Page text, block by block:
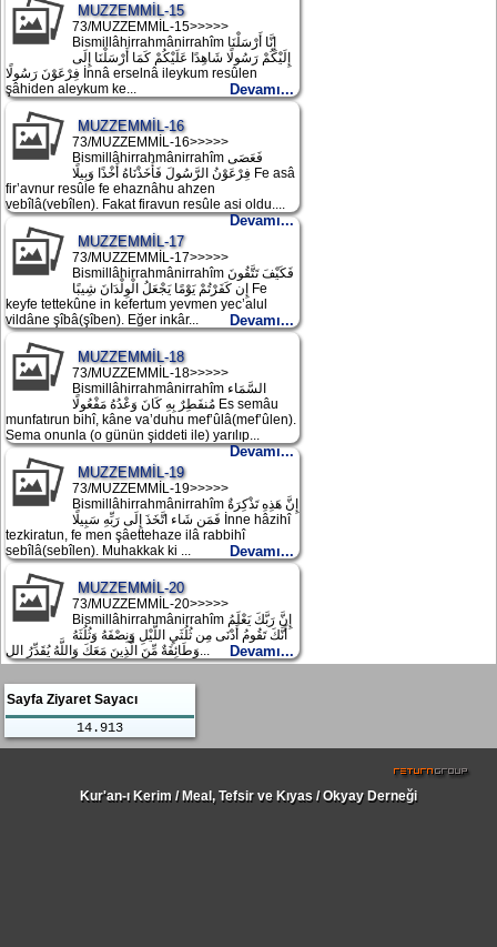
MUZZEMMİL-15
73/MUZZEMMİL-15>>>>>
Bismillâhirrahmânirrahîm إِنَّا أَرْسَلْنَا
إِلَيْكُمْ رَسُولًا شَاهِدًا عَلَيْكُمْ كَمَا أَرْسَلْنَا إِلَى
فِرْعَوْنَ رَسُولًا İnnâ erselnâ ileykum resûlen
şâhiden aleykum ke...
Devamı...
MUZZEMMİL-16
73/MUZZEMMİL-16>>>>>
Bismillâhirrahmânirrahîm فَعَصَى
فِرْعَوْنُ الرَّسُولَ فَأَخَذْنَاهُ أَخْذًا وَبِيلًا Fe asâ
fir’avnur resûle fe ehaznâhu ahzen
vebîlâ(vebîlen). Fakat firavun resûle asi oldu....
Devamı...
MUZZEMMİL-17
73/MUZZEMMİL-17>>>>>
Bismillâhirrahmânirrahîm فَكَيْفَ تَتَّقُونَ
إِن كَفَرْتُمْ يَوْمًا يَجْعَلُ الْوِلْدَانَ شِيبًا Fe
keyfe tettekûne in kefertum yevmen yec’alul
vildâne şîbâ(şîben). Eğer inkâr...
Devamı...
MUZZEMMİL-18
73/MUZZEMMİL-18>>>>>
Bismillâhirrahmânirrahîm السَّمَاء
مُنفَطِرٌ بِهِ كَانَ وَعْدُهُ مَفْعُولًا Es semâu
munfatırun bihî, kâne va’duhu mef’ûlâ(mef’ûlen).
Sema onunla (o günün şiddeti ile) yarılıp...
Devamı...
MUZZEMMİL-19
73/MUZZEMMİL-19>>>>>
Bismillâhirrahmânirrahîm إِنَّ هَذِهِ تَذْكِرَةٌ
فَمَن شَاء اتَّخَذَ إِلَى رَبِّهِ سَبِيلًا İnne hâzihî
tezkiratun, fe men şâettehaze ilâ rabbihî
sebîlâ(sebîlen). Muhakkak ki ...
Devamı...
MUZZEMMİL-20
73/MUZZEMMİL-20>>>>>
Bismillâhirrahmânirrahîm إِنَّ رَبَّكَ يَعْلَمُ
أَنَّكَ تَقُومُ أَدْنَى مِن ثُلُثَيِ اللَّيْلِ وَنِصْفَهُ وَثُلُثَهُ
وَطَائِفَةٌ مِّنَ الَّذِينَ مَعَكَ وَاللَّهُ يُقَدِّرُ الل...
Devamı...
Sayfa Ziyaret Sayacı
14.913
Kur'an-ı Kerim / Meal, Tefsir ve Kıyas / Okyay Derneği